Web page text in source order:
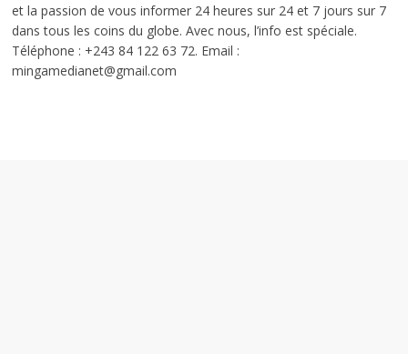
et la passion de vous informer 24 heures sur 24 et 7 jours sur 7
dans tous les coins du globe. Avec nous, l’info est spéciale.
Téléphone : +243 84 122 63 72. Email :
mingamedianet@gmail.com